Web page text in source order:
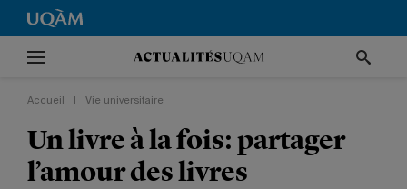
Accueil Vie universitaire
Un livre à la fois: partager
l’amour des livres